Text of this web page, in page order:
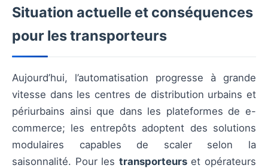
Situation actuelle et conséquences
pour les transporteurs
Aujourd’hui, l’automatisation progresse à grande
vitesse dans les centres de distribution urbains et
périurbains ainsi que dans les plateformes de e-
commerce; les entrepôts adoptent des solutions
modulaires capables de scaler selon la
saisonnalité. Pour les transporteurset opérateurs